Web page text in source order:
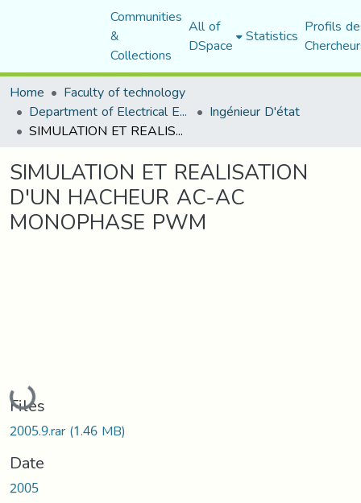
Communities
&
Collections
All of
DSpace Statistics Profils
Home
Faculty of technology
Department of Electrical Engineering Ingénieur D'état
SIMULATION ET REALISATION D'UN HACHEUR AC-AC MONOPHASE PWM
SIMULATION ET REALISATION
D'UN HACHEUR AC-AC
MONOPHASE PWM
Loading...
Files
2005.9.rar(1.46 MB)
Date
2005